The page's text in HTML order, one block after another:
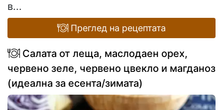
в...
Преглед на рецептата
Салата от леща, маслодаен орех,
червено зеле, червено цвекло и магданоз
(идеална за есента/зимата)